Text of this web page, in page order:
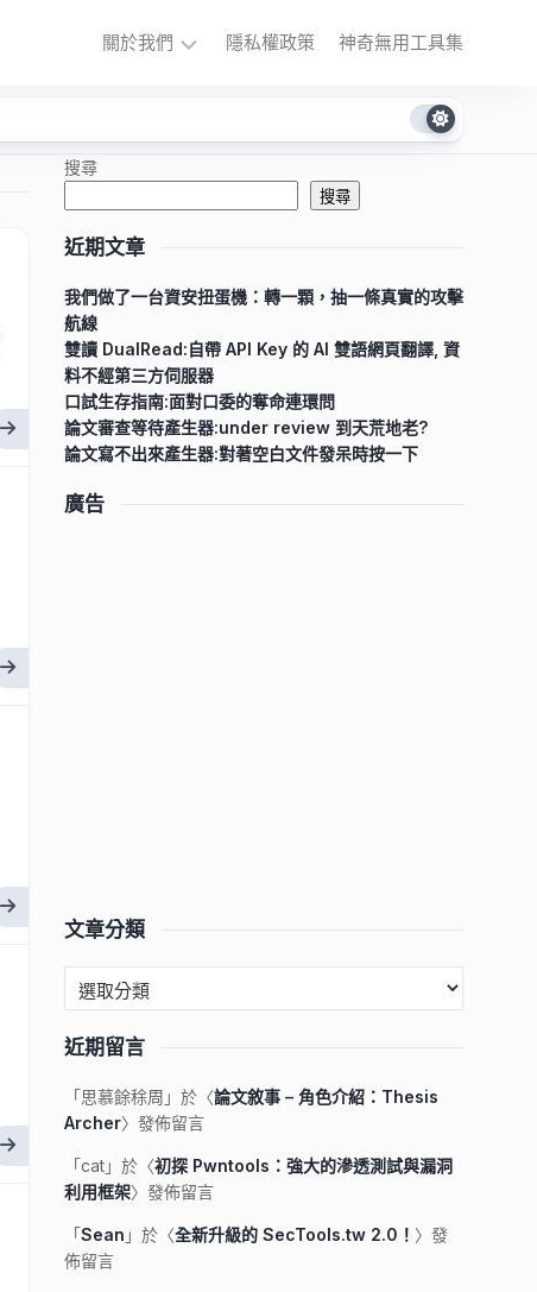
關於我們
勝
Yuki
隱私權政策 神奇無用工具集
搜尋
搜尋
近期文章
我們做了一台資安扭蛋機：轉一顆，抽一條真實的攻擊
航線
雙讀 DualRead:自帶 API Key 的 AI 雙語網頁翻譯, 資
料不經第三方伺服器
口試生存指南:面對口委的奪命連環問
論文審查等待產生器:under review 到天荒地老?
論文寫不出來產生器:對著空白文件發呆時按一下
廣告
文章分類
近期留言
「思慕餘稌周 」於〈論文敘事 – 角色介紹：Thesis
Archer〉發佈留言
「cat 」於〈初探 Pwntools：強大的滲透測試與漏洞
利用框架〉發佈留言
「Sean 」於〈全新升級的 SecTools.tw 2.0！ 〉發
佈留言